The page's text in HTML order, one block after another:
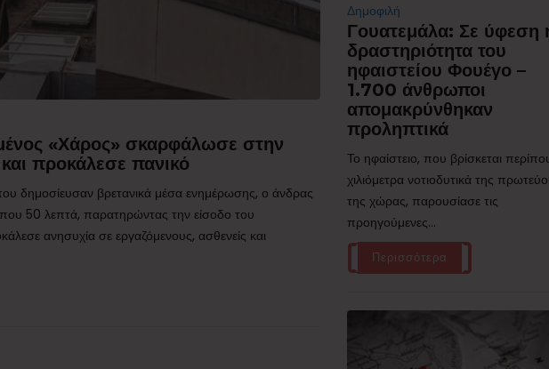
«Χάρος» σκαρφάλωσε στην
προκάλεσε πανικό
δημοσίευσαν βρετανικά μέσα ενημέρωσης, ο άνδρας
50 λεπτά, παρατηρώντας την είσοδο του
ανησυχία σε εργαζόμενους, ασθενείς και
Δημοφιλή
Γουατεμάλα: Σε ύφεση
δραστηριότητα του
ηφαιστείου Φουέγο –
1.700 άνθρωποι
απομακρύνθηκαν
προληπτικά
Το ηφαίστειο, που βρίσκεται
χιλιόμετρα νοτιοδυτικά της
της χώρας, παρουσίασε τις
προηγούμενες...
Περισσότερα